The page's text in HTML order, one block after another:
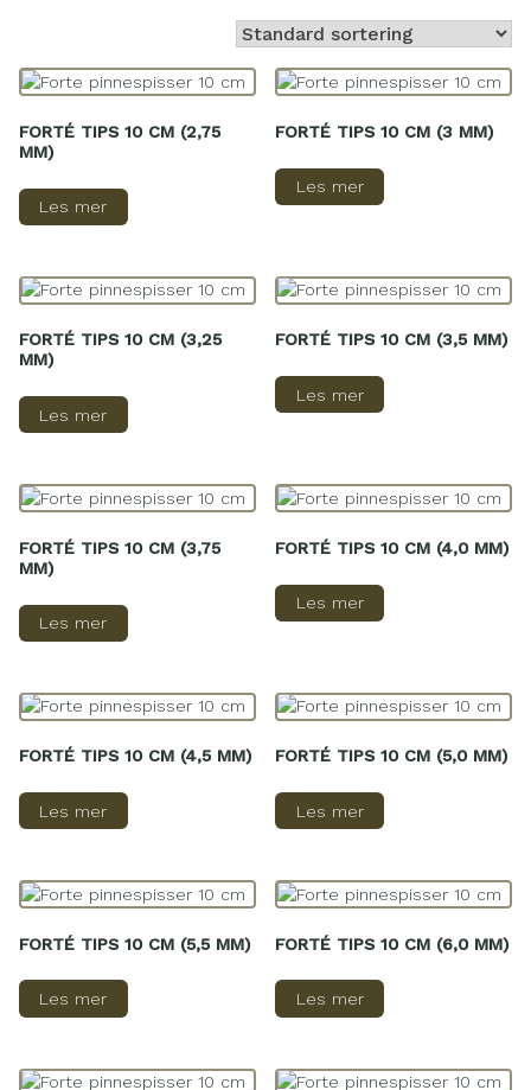
FORTÉ TIPS 10 CM (2,75
MM)
Les mer
FORTÉ TIPS 10 CM (3 MM)
Les mer
FORTÉ TIPS 10 CM (3,25
MM)
Les mer
FORTÉ TIPS 10 CM (3,5 MM)
Les mer
FORTÉ TIPS 10 CM (3,75
MM)
Les mer
FORTÉ TIPS 10 CM (4,0 MM)
Les mer
FORTÉ TIPS 10 CM (4,5 MM)
Les mer
FORTÉ TIPS 10 CM (5,0 MM)
Les mer
FORTÉ TIPS 10 CM (5,5 MM)
Les mer
FORTÉ TIPS 10 CM (6,0 MM)
Les mer